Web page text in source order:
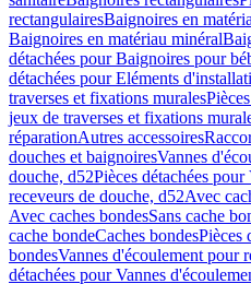
rectangulairesBaignoires en
Baignoires en matériau minéral
détachées pour Baignoires pour
détachées pour Eléments
traverses et fixations murales
jeux de traverses et fixations
réparationAutres accessoires
douches et baignoiresVannes
douche, d52Pièces détachées
receveurs de douche, d52Avec
Avec caches bondesSans cache
cache bondeCaches bondesPièces
bondesVannes d'écoulement pour
détachées pour Vannes